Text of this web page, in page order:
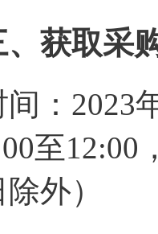
、获取采
间：2023
至12:00
外）